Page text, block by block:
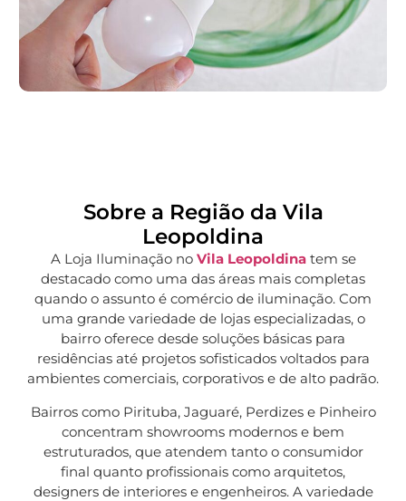
Sobre a Região da Vila
Leopoldina
A Loja Iluminação no Vila Leopoldinatem se
destacado como uma das áreas mais completas
quando o assunto é comércio de iluminação. Com
uma grande variedade de lojas especializadas, o
bairro oferece desde soluções básicas para
residências até projetos sofisticados voltados para
ambientes comerciais, corporativos e de alto padrão.
Bairros como Pirituba, Jaguaré, Perdizes e Pinheiro
concentram showrooms modernos e bem
estruturados, que atendem tanto o consumidor
final quanto profissionais como arquitetos,
designers de interiores e engenheiros. A variedade